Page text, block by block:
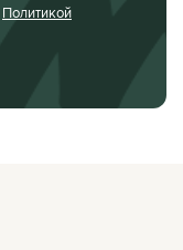
Политикой